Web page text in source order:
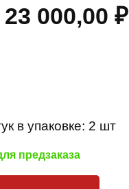
23 000,00 ₽
в упаковке: 2 шт
предзаказа